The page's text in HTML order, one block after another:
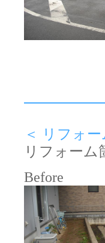
＜ リフォ
リフォーム
Before